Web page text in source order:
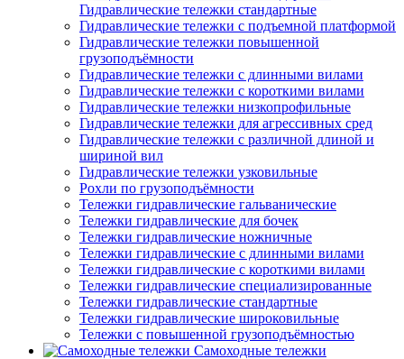
Гидравлические тележки стандартные
Гидравлические тележки с подъемной платформой
Гидравлические тележки повышенной
грузоподъёмности
Гидравлические тележки с длинными вилами
Гидравлические тележки с короткими вилами
Гидравлические тележки низкопрофильные
Гидравлические тележки для агрессивных сред
Гидравлические тележки с различной длиной и
шириной вил
Гидравлические тележки узковильные
Рохли по грузоподъёмности
Тележки гидравлические гальванические
Тележки гидравлические для бочек
Тележки гидравлические ножничные
Тележки гидравлические с длинными вилами
Тележки гидравлические с короткими вилами
Тележки гидравлические специализированные
Тележки гидравлические стандартные
Тележки гидравлические широковильные
Тележки с повышенной грузоподъёмностью
Самоходные тележки